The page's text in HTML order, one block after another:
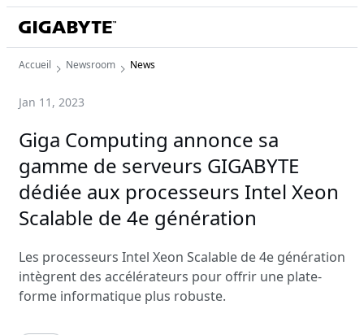
Accueil Newsroom News
Jan 11, 2023
Giga Computing annonce sa
gamme de serveurs GIGABYTE
dédiée aux processeurs Intel Xeon
Scalable de 4e génération
Les processeurs Intel Xeon Scalable de 4e génération
intègrent des accélérateurs pour offrir une plate-
forme informatique plus robuste.